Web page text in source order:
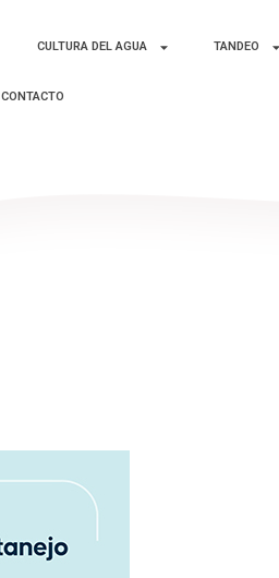
CULTURA DEL AGUA TANDEO
CONTACTO